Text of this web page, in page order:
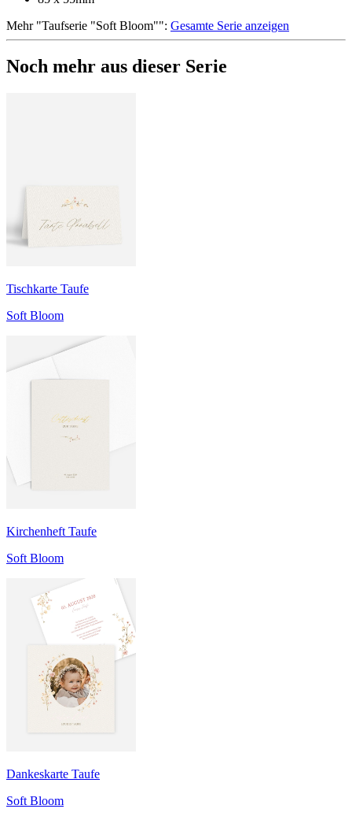
Mehr"Taufserie "Soft Bloom"": Gesamte Serie anzeigen
Noch mehr aus dieser Serie
Tischkarte Taufe
Soft Bloom
Kirchenheft Taufe
Soft Bloom
Dankeskarte Taufe
Soft Bloom